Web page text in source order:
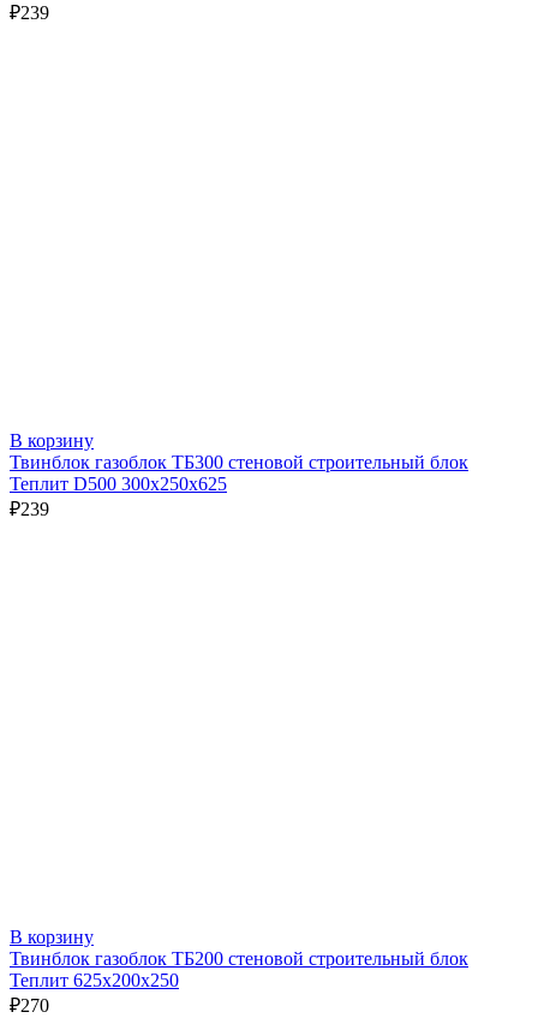
₽239
В корзину
Твинблок газоблок ТБ300 стеновой строительный блок
Теплит D500 300х250х625
₽239
В корзину
Твинблок газоблок ТБ200 стеновой строительный блок
Теплит 625х200х250
₽270